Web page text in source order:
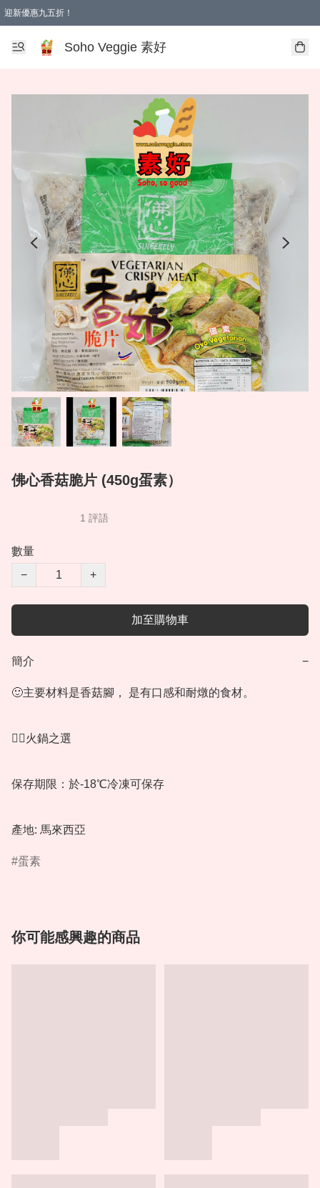
迎新優惠九五折！
Soho Veggie 素好
佛心香菇脆片 (450g蛋素）
1 評語
數量
−
+
加至購物車
簡介 −
🙂主要材料是香菇腳， 是有口感和耐燉的食材。
👍🏻火鍋之選
保存期限：於-18℃冷凍可保存
產地: 馬來西亞
蛋素
你可能感興趣的商品